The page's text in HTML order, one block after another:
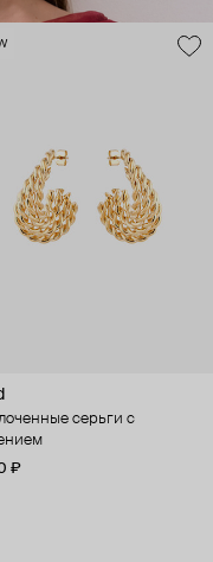
серьги с
₽